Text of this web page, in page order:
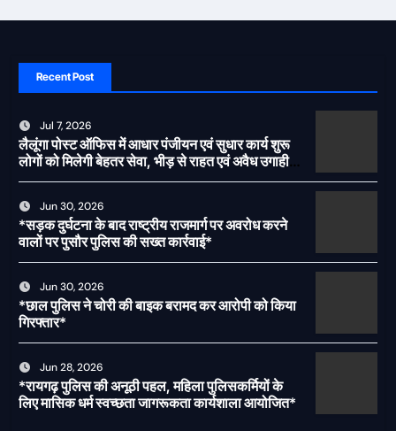
Recent Post
Jul 7, 2026
लैलूंगा पोस्ट ऑफिस में आधार पंजीयन एवं सुधार कार्य शुरू
लोगों को मिलेगी बेहतर सेवा, भीड़ से राहत एवं अवैध उगाही
पर लगेगी रोक
Jun 30, 2026
*सड़क दुर्घटना के बाद राष्ट्रीय राजमार्ग पर अवरोध करने
वालों पर पुसौर पुलिस की सख्त कार्रवाई*
Jun 30, 2026
*छाल पुलिस ने चोरी की बाइक बरामद कर आरोपी को किया
गिरफ्तार*
Jun 28, 2026
*रायगढ़ पुलिस की अनूठी पहल, महिला पुलिसकर्मियों के
लिए मासिक धर्म स्वच्छता जागरूकता कार्यशाला आयोजित*